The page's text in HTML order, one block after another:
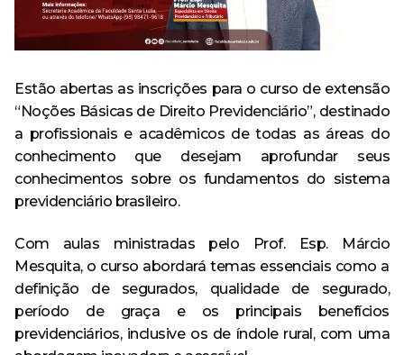
Política de Privacidade
Monitoria
Calendário Acadêmico
Acervo
Estrutura física
Repositório Institucional
Serviços oferecidos
Minha Biblioteca
Pesquisa
Revista Risa
CPA
Ouvidoria
Banco de Talentos
Acompanhamento dos Egressos
Escola Técnica
Curso de Especialização
Curso de Extensão
Egressos
Ensino
Evento
Extensão
Notícia
Pesquisa
AVA – Moodle
Estão abertas as inscrições para o curso de extensão
“Noções Básicas de Direito Previdenciário”, destinado
a profissionais e acadêmicos de todas as áreas do
conhecimento que desejam aprofundar seus
conhecimentos sobre os fundamentos do sistema
previdenciário brasileiro.
Com aulas ministradas pelo Prof. Esp. Márcio
Mesquita, o curso abordará temas essenciais como a
definição de segurados, qualidade de segurado,
período de graça e os principais benefícios
previdenciários, inclusive os de índole rural, com uma